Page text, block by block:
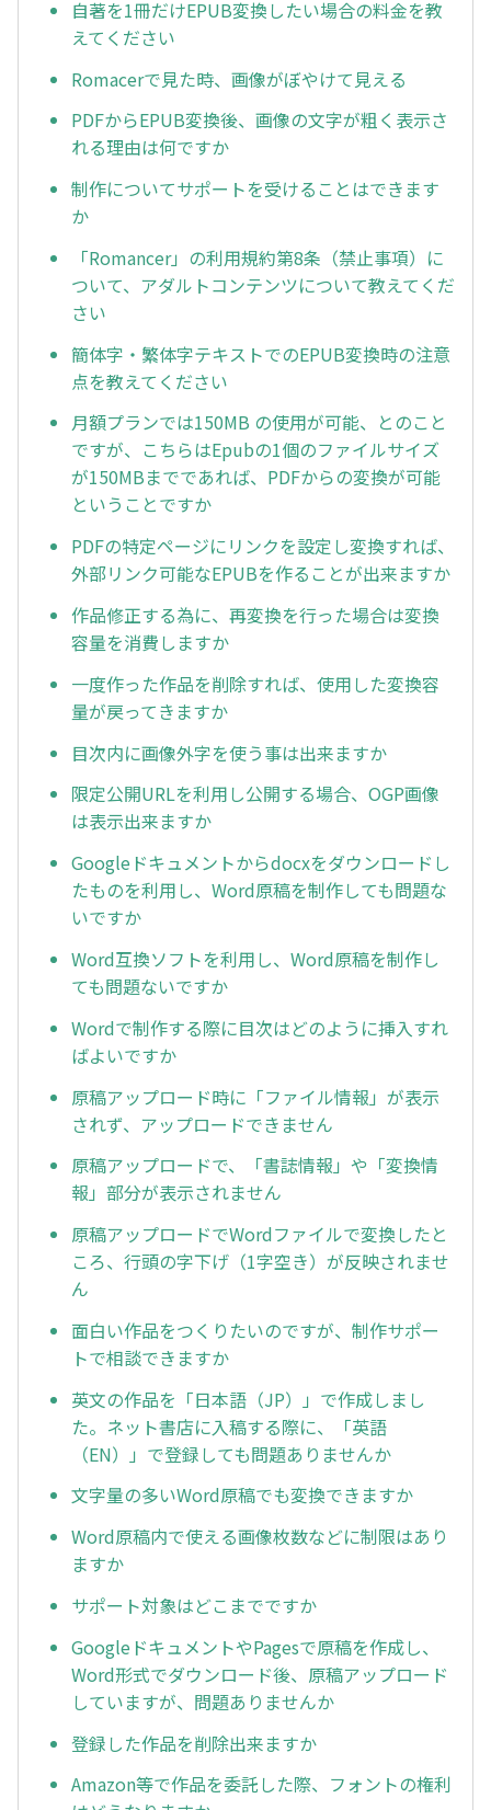
自著を1冊だけEPUB変換したい場合の料金を教
えてください
Romacerで見た時、画像がぼやけて見える
PDFからEPUB変換後、画像の文字が粗く表示さ
れる理由は何ですか
制作についてサポートを受けることはできます
か
「Romancer」の利用規約第8条（禁止事項）に
ついて、アダルトコンテンツについて教えてくだ
さい
簡体字・繁体字テキストでのEPUB変換時の注意
点を教えてください
月額プランでは150MB の使用が可能、とのこと
ですが、こちらはEpubの1個のファイルサイズ
が150MBまでであれば、PDFからの変換が可能
ということですか
PDFの特定ページにリンクを設定し変換すれば、
外部リンク可能なEPUBを作ることが出来ますか
作品修正する為に、再変換を行った場合は変換
容量を消費しますか
一度作った作品を削除すれば、使用した変換容
量が戻ってきますか
目次内に画像外字を使う事は出来ますか
限定公開URLを利用し公開する場合、OGP画像
は表示出来ますか
Googleドキュメントからdocxをダウンロードし
たものを利用し、Word原稿を制作しても問題な
いですか
Word互換ソフトを利用し、Word原稿を制作し
ても問題ないですか
Wordで制作する際に目次はどのように挿入すれ
ばよいですか
原稿アップロード時に「ファイル情報」が表示
されず、アップロードできません
原稿アップロードで、「書誌情報」や「変換情
報」部分が表示されません
原稿アップロードでWordファイルで変換したと
ころ、行頭の字下げ（1字空き）が反映されませ
ん
面白い作品をつくりたいのですが、制作サポー
トで相談できますか
英文の作品を「日本語（JP）」で作成しまし
た。ネット書店に入稿する際に、「英語
（EN）」で登録しても問題ありませんか
文字量の多いWord原稿でも変換できますか
Word原稿内で使える画像枚数などに制限はあり
ますか
サポート対象はどこまでですか
GoogleドキュメントやPagesで原稿を作成し、
Word形式でダウンロード後、原稿アップロード
していますが、問題ありませんか
登録した作品を削除出来ますか
Amazon等で作品を委託した際、フォントの権利